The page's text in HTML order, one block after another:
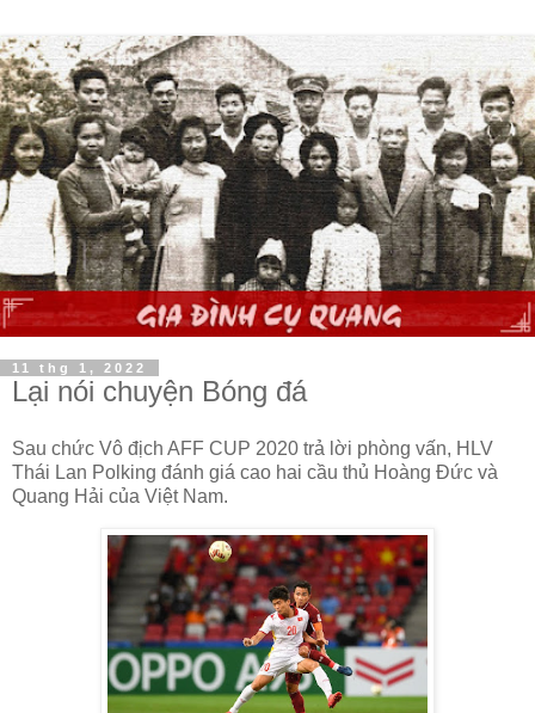
11 thg 1, 2022
Lại nói chuyện Bóng đá
Sau chức Vô địch AFF CUP 2020 trả lời phòng vấn, HLV
Thái Lan Polking đánh giá cao hai cầu thủ Hoàng Đức và
Quang Hải của Việt Nam.